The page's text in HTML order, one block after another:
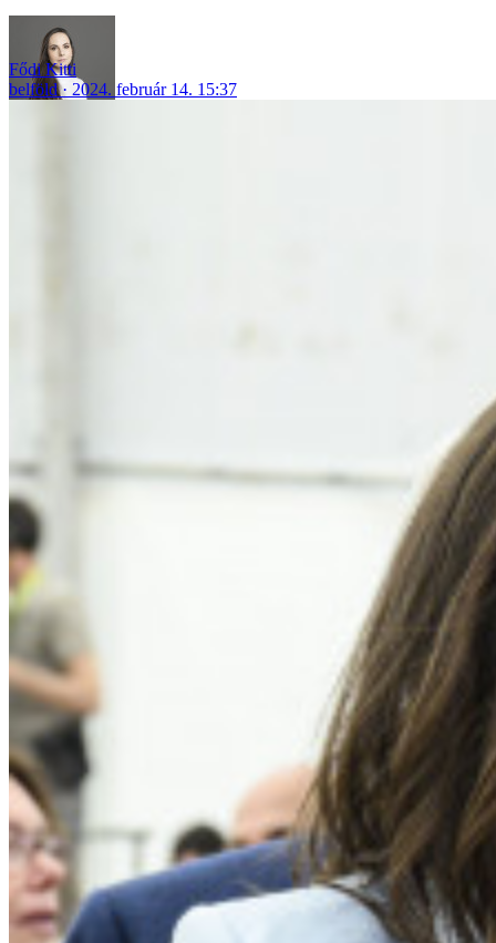
Fődi Kitti
belföld
2024. február 14. 15:37